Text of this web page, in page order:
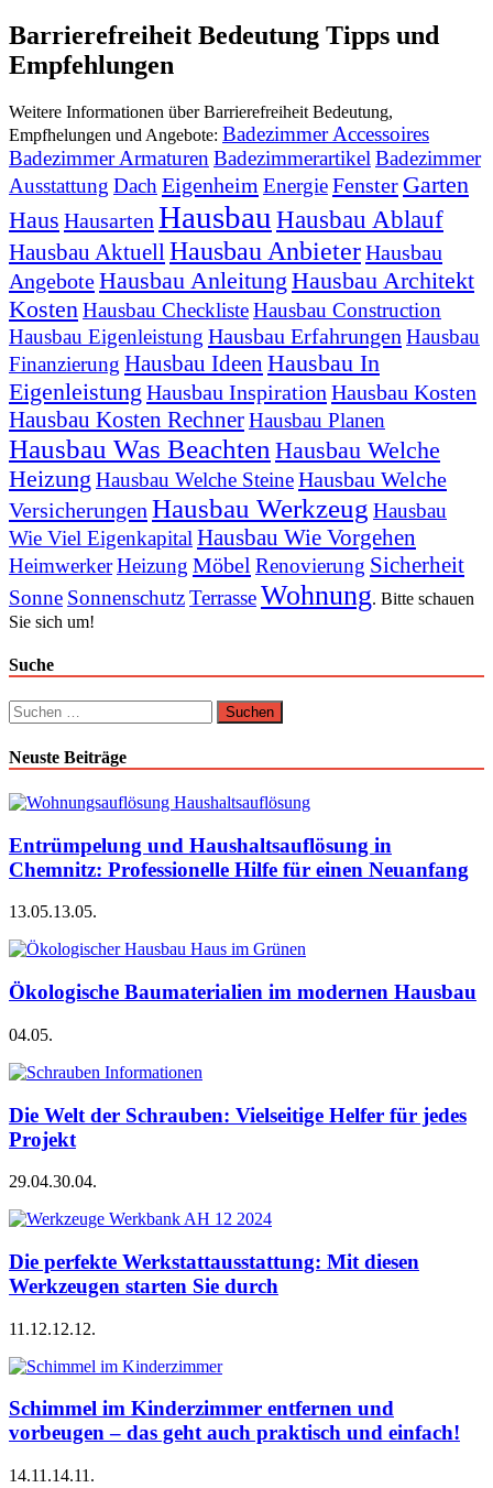
Barrierefreiheit Bedeutung Tipps und
Empfehlungen
Weitere Informationen über Barrierefreiheit Bedeutung,
Empfhelungen und Angebote: Badezimmer Accessoires
Badezimmer Armaturen Badezimmerartikel Badezimmer
Ausstattung Dach Eigenheim EnergieFenster Garten
Haus Hausarten Hausbau Hausbau Ablauf
Hausbau AktuellHausbau AnbieterHausbau
AngeboteHausbau Anleitung Hausbau Architekt
Kosten Hausbau ChecklisteHausbau Construction
Hausbau Eigenleistung Hausbau Erfahrungen Hausbau
Finanzierung Hausbau Ideen Hausbau In
Eigenleistung Hausbau Inspiration Hausbau Kosten
Hausbau Kosten RechnerHausbau Planen
Hausbau Was Beachten Hausbau Welche
Heizung Hausbau Welche SteineHausbau Welche
Versicherungen Hausbau Werkzeug Hausbau
Wie Viel Eigenkapital Hausbau Wie Vorgehen
HeimwerkerHeizung Möbel Renovierung Sicherheit
Sonne SonnenschutzTerrasseWohnung. Bitte schauen
Sie sich um!
Suche
Suchen
nach:
Neuste Beiträge
Entrümpelung und Haushaltsauflösung in
Chemnitz: Professionelle Hilfe für einen Neuanfang
13.05.13.05.
Ökologische Baumaterialien im modernen Hausbau
04.05.
Die Welt der Schrauben: Vielseitige Helfer für jedes
Projekt
29.04.30.04.
Die perfekte Werkstattausstattung: Mit diesen
Werkzeugen starten Sie durch
11.12.12.12.
Schimmel im Kinderzimmer entfernen und
vorbeugen – das geht auch praktisch und einfach!
14.11.14.11.